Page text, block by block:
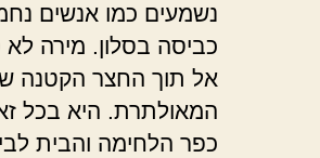
נשמעים כמו אנשים
כביסה בסלון. מירה
אל תוך החצר הקטנה
המאולתרת. היא בכל
כפר הלחימה והבית